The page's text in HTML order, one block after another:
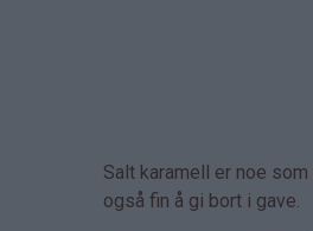
Salt karamell er noe
også fin å gi bort i gave.